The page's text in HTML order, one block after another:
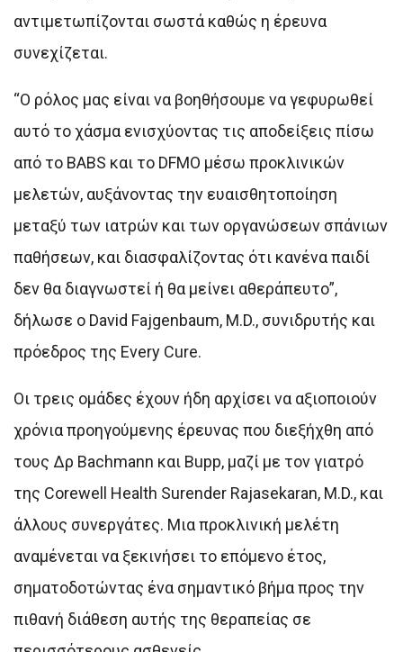
αντιμετωπίζονται σωστά καθώς η έρευνα
συνεχίζεται.
“Ο ρόλος μας είναι να βοηθήσουμε να γεφυρωθεί
αυτό το χάσμα ενισχύοντας τις αποδείξεις πίσω
από το BABS και το DFMO μέσω προκλινικών
μελετών, αυξάνοντας την ευαισθητοποίηση
μεταξύ των ιατρών και των οργανώσεων σπάνιων
παθήσεων, και διασφαλίζοντας ότι κανένα παιδί
δεν θα διαγνωστεί ή θα μείνει αθεράπευτο”,
δήλωσε ο David Fajgenbaum, M.D., συνιδρυτής και
πρόεδρος της Every Cure.
Οι τρεις ομάδες έχουν ήδη αρχίσει να αξιοποιούν
χρόνια προηγούμενης έρευνας που διεξήχθη από
τους Δρ Bachmann και Bupp, μαζί με τον γιατρό
της Corewell Health Surender Rajasekaran, M.D., και
άλλους συνεργάτες. Μια προκλινική μελέτη
αναμένεται να ξεκινήσει το επόμενο έτος,
σηματοδοτώντας ένα σημαντικό βήμα προς την
πιθανή διάθεση αυτής της θεραπείας σε